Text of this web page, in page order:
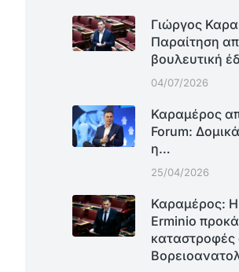
Γιώργος
Παραίτηση
βουλευτική
04/07/2026
Καραμέρος
Forum:
η…
25/04/2026
Καραμέρος: Η
Erminio
καταστροφές